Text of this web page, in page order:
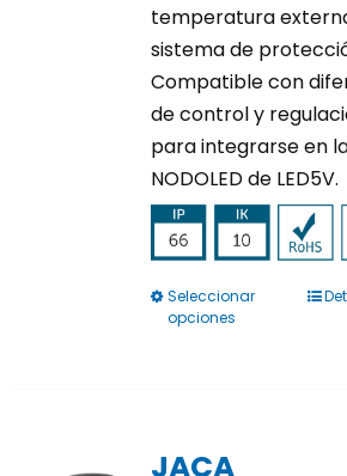
temperatura
sistema de
Compatible con
de control y
para integrarse en
NODOLED de LED5V.
Seleccionar
opciones
Este
JACA